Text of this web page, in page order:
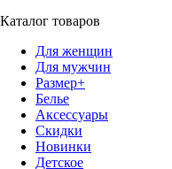
Каталог товаров
Для женщин
Для мужчин
Размер+
Белье
Аксессуары
Скидки
Новинки
Детское